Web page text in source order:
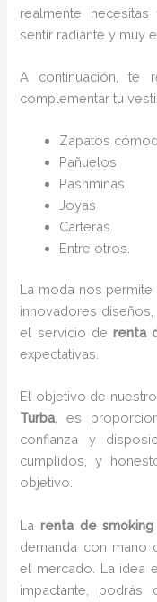
realmente
sentir radiante y muy
A continuación, te
complementar tu
Zapatos
Pañuelos
Pashminas
Joyas
Carteras
Entre otros.
La moda nos
innovadores
el servicio de renta
expectativas.
El objetivo de
Turba, es
confianza y
cumplidos, y
objetivo.
Larenta de smoking
demanda con mano
el mercado. La idea
impactante,